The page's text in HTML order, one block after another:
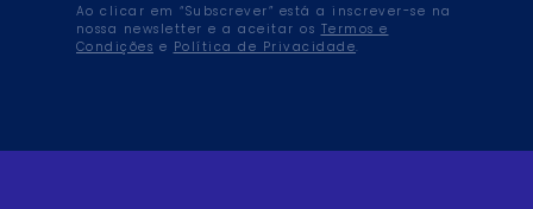
Ao clicar em “Subscrever” está a inscrever-se na
nossa newsletter e a aceitar os Termos e
Condições e Política de Privacidade.